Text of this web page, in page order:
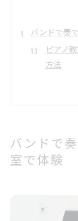
バンドで奏
ピアノ
方法
ピアノ
作り
ピアノ
大人向
バンドで
室で体験